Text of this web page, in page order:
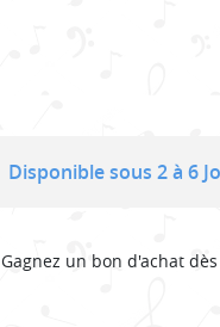
Disponible sous 2 à 6
Gagnez un bon d'achat